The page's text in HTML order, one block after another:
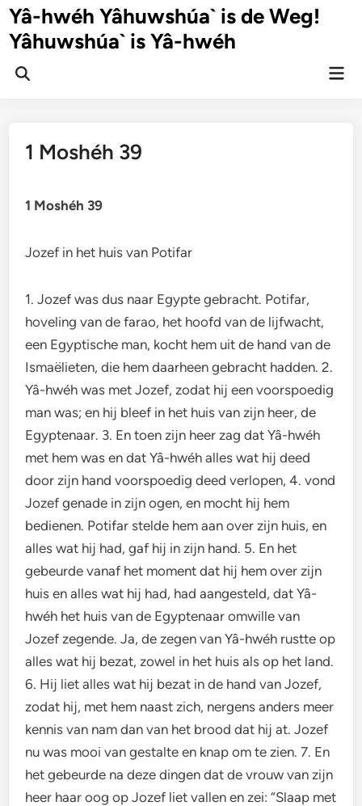
Ga
naar
inhoud
Yâ-hwéh Yâhuwshúa` is de Weg!
Yâhuwshúa` is Yâ-hwéh
Zoeken
1 Moshéh 39
1 Moshéh 39
Jozef in het huis van Potifar
1. Jozef was dus naar Egypte gebracht. Potifar,
hoveling van de farao, het hoofd van de lijfwacht,
een Egyptische man, kocht hem uit de hand van de
Ismaëlieten, die hem daarheen gebracht hadden. 2.
Yâ-hwéh was met Jozef, zodat hij een voorspoedig
man was; en hij bleef in het huis van zijn heer, de
Egyptenaar. 3. En toen zijn heer zag dat Yâ-hwéh
met hem was en dat Yâ-hwéh alles wat hij deed
door zijn hand voorspoedig deed verlopen, 4. vond
Jozef genade in zijn ogen, en mocht hij hem
bedienen. Potifar stelde hem aan over zijn huis, en
alles wat hij had, gaf hij in zijn hand. 5. En het
gebeurde vanaf het moment dat hij hem over zijn
huis en alles wat hij had, had aangesteld, dat Yâ-
hwéh het huis van de Egyptenaar omwille van
Jozef zegende. Ja, de zegen van Yâ-hwéh rustte op
alles wat hij bezat, zowel in het huis als op het land.
6. Hij liet alles wat hij bezat in de hand van Jozef,
zodat hij, met hem naast zich, nergens anders meer
kennis van nam dan van het brood dat hij at. Jozef
nu was mooi van gestalte en knap om te zien. 7. En
het gebeurde na deze dingen dat de vrouw van zijn
heer haar oog op Jozef liet vallen en zei: “Slaap met